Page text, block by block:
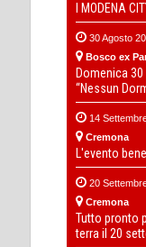
I MODENA
30 Agosto
Bosco ex
Domenica
“Nessun
14
Cremona
L'evento
20
Cremona
Tutto pronto
terra il 20